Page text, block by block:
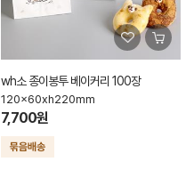
wh소 종이봉투 베이커리 100장
120x60xh220mm
7,700원